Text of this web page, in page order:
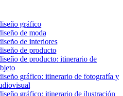
gráfico
de moda
de interiores
de producto
de producto: itinerario de
gráfico: itinerario de fotografía y
gráfico: itinerario de ilustración